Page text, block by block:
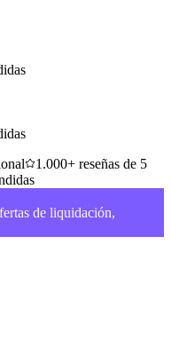
1.000+ reseñas de 5
de liquidación,